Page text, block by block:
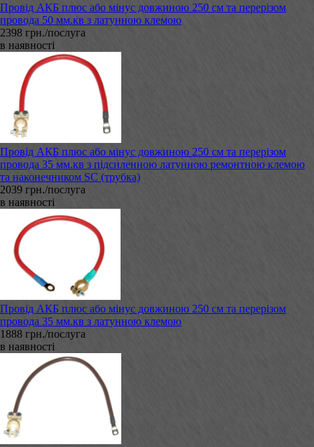
Провід АКБ плюс або мінус довжиною 250 см та перерізом
провода 50 мм.кв з латунною клемою
2398 грн./послуга
в наявності
Провід АКБ плюс або мінус довжиною 250 см та перерізом
провода 35 мм.кв з підсиленною латунною ремонтною клемою
та наконечником SC (трубка)
2039 грн./послуга
в наявності
Провід АКБ плюс або мінус довжиною 250 см та перерізом
провода 35 мм.кв з латунною клемою
1888 грн./послуга
в наявності